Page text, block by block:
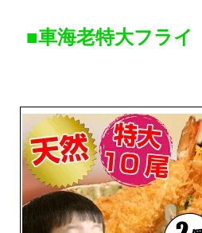
■車海老特大フライ